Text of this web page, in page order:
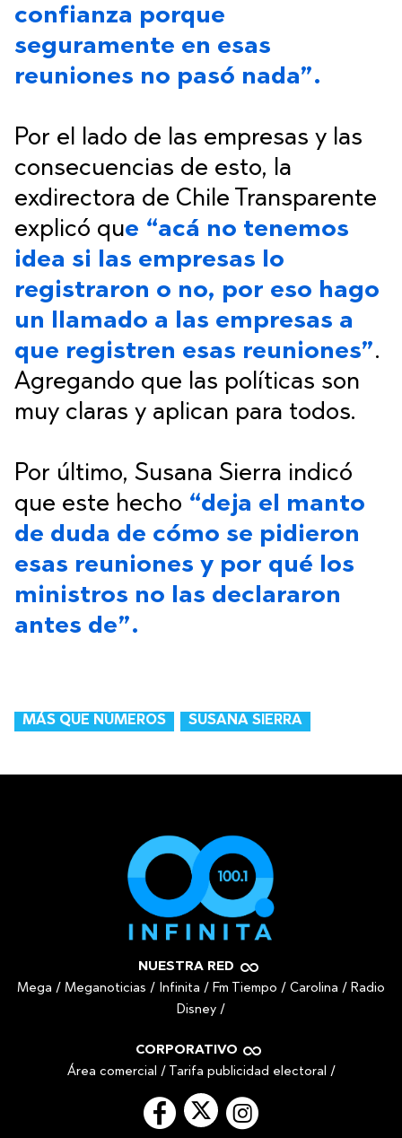
confianza porque
seguramente en esas
reuniones no pasó nada”.
Por el lado de las empresas y las
consecuencias de esto, la
exdirectora de Chile Transparente
explicó que “acá no tenemos
idea si las empresas lo
registraron o no, por eso hago
un llamado a las empresas a
que registren esas reuniones”.
Agregando que las políticas son
muy claras y aplican para todos.
Por último, Susana Sierra indicó
que este hecho “deja el manto
de duda de cómo se pidieron
esas reuniones y por qué los
ministros no las declararon
antes de”.
MÁS QUE NÚMEROS SUSANA SIERRA
NUESTRA RED
Mega / Meganoticias / Infinita / Fm Tiempo / Carolina / Radio
Disney /
CORPORATIVO
Área comercial / Tarifa publicidad electoral /